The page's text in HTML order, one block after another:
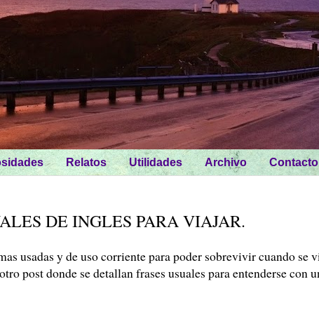
Relatos Utilidades Archivo Contacto
DE INGLES PARA VIAJAR.
usadas y de uso corriente para poder sobrevivir cuando se
post donde se detallan frases usuales para entenderse con